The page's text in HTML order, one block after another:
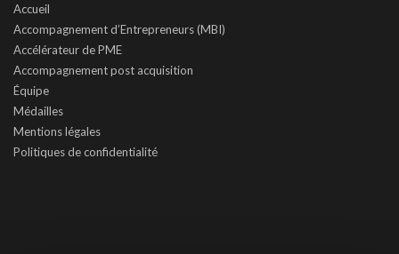
Accueil
Accompagnement d’Entrepreneurs (MBI)
Accélérateur de PME
Accompagnement post acquisition
Équipe
Médailles
Mentions légales
Politiques de confidentialité